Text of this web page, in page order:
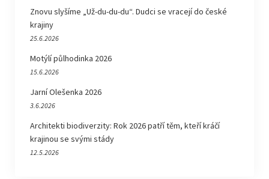
Znovu slyšíme „Už-du-du-du“. Dudci se vracejí do české
krajiny
25.6.2026
Motýlí půlhodinka 2026
15.6.2026
Jarní Olešenka 2026
3.6.2026
Architekti biodiverzity: Rok 2026 patří těm, kteří kráčí
krajinou se svými stády
12.5.2026